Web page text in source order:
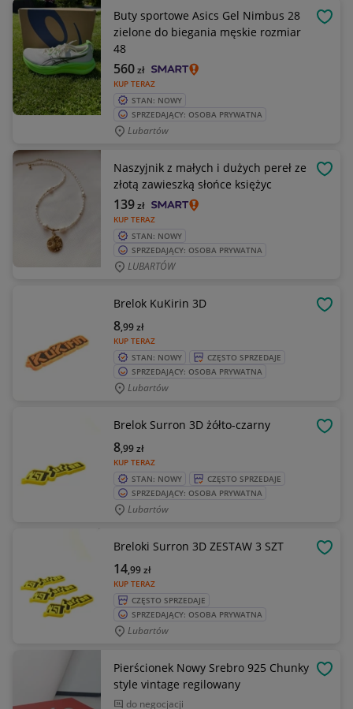
Buty sportowe Asics Gel Nimbus 28
zielone do biegania męskie rozmiar
48
KUP TERAZ
560zł
STAN: NOWY
SPRZEDAJĄCY: OSOBA PRYWATNA
Lubartów
Naszyjnik z małych i dużych pereł ze
złotą zawieszką słońce księżyc
KUP TERAZ
139zł
STAN: NOWY
SPRZEDAJĄCY: OSOBA PRYWATNA
LUBARTÓW
Brelok KuKirin 3D
KUP TERAZ
8,99zł
STAN: NOWY
CZĘSTO SPRZEDAJE
SPRZEDAJĄCY: OSOBA PRYWATNA
Lubartów
Brelok Surron 3D żółto-czarny
KUP TERAZ
8,99zł
STAN: NOWY
CZĘSTO SPRZEDAJE
SPRZEDAJĄCY: OSOBA PRYWATNA
Lubartów
Breloki Surron 3D ZESTAW 3 SZT
KUP TERAZ
14,99zł
CZĘSTO SPRZEDAJE
SPRZEDAJĄCY: OSOBA PRYWATNA
Lubartów
Pierścionek Nowy Srebro 925 Chunky
style vintage regilowany
do negocjacji